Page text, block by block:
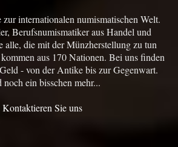
internationalen numismatischen Welt.
Berufsnumismatiker aus Handel und
alle, die mit der Münzherstellung zu tun
aus 170 Nationen. Bei uns finden
- von der Antike bis zur Gegenwart.
noch ein bisschen mehr...
Kontaktieren Sie uns